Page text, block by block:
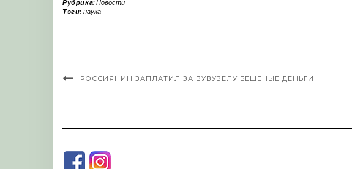
Рубрика:Новости
Тэги: наука
РОССИЯНИН ЗАПЛАТИЛ ЗА ВУВУЗЕЛУ БЕШЕНЫЕ ДЕНЬГИ